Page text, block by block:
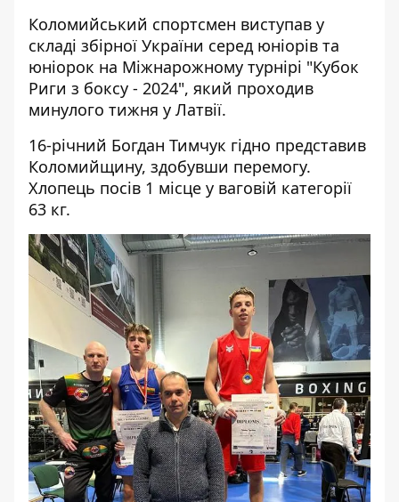
Коломийський спортсмен виступав у
складі збірної України серед юніорів та
юніорок на Міжнарожному турнірі "Кубок
Риги з боксу - 2024", який проходив
минулого тижня у Латвії.
16-річний Богдан Тимчук гідно представив
Коломийщину, здобувши перемогу.
Хлопець посів 1 місце у ваговій категорії
63 кг.